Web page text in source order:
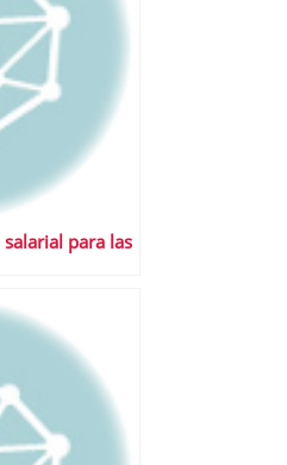
para las